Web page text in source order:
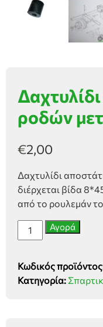
ροδών
€2,00
Δαχτυλίδι
διέρχεται βίδα
από το ρουλεμάν
Δαχτυλίδι
αποστάτης
μετάδοσης
κίνησης
Αγορά
Κωδικός
Κατηγορία: